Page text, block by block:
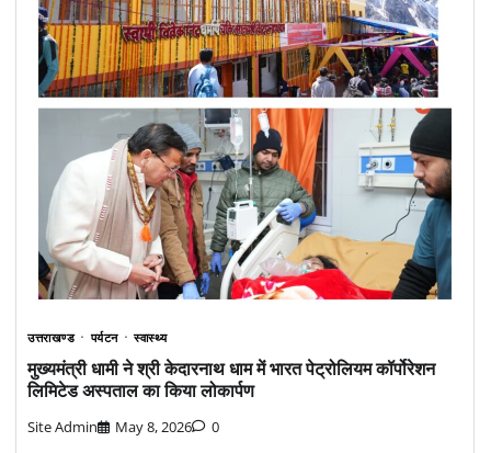
उत्तराखण्ड पर्यटन स्वास्थ्य
मुख्यमंत्री धामी ने श्री केदारनाथ धाम में भारत पेट्रोलियम कॉर्पोरेशन
लिमिटेड अस्पताल का किया लोकार्पण
Site Admin May 8, 2026 0